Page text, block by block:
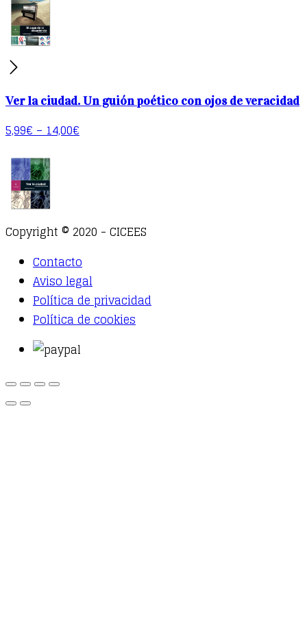
Ver la ciudad. Un guión poético con ojos de veracidad
5,99€–14,00€
Copyright © 2020 - CICEES
Contacto
Aviso legal
Política de privacidad
Política de cookies